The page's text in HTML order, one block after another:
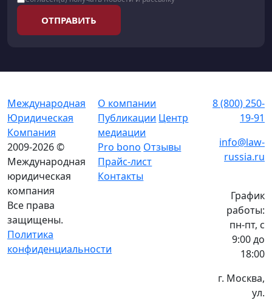
ОТПРАВИТЬ
Международная
Юридическая
Компания
2009-2026 ©
Международная
юридическая
компания
Все права
защищены.
Политика
конфиденциальности
О компании
Публикации Центр
медиации
Pro bono Отзывы
Прайс-лист
Контакты
8 (800) 250-
19-91
info@law-
russia.ru
График
работы:
пн-пт, с
9:00 до
18:00
г. Москва,
ул.